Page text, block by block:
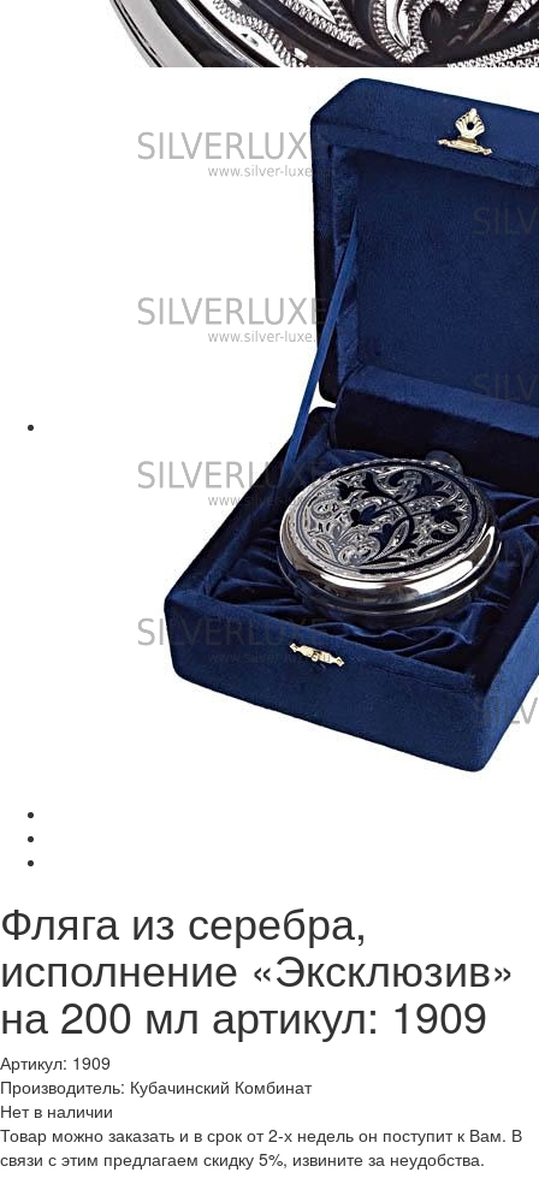
Фляга из серебра,
исполнение «Эксклюзив»
на 200 мл артикул: 1909
Артикул: 1909
Производитель: Кубачинский Комбинат
Нет в наличии
Товар можно заказать и в срок от 2-х недель он поступит к Вам. В
связи с этим предлагаем скидку 5%, извините за неудобства.